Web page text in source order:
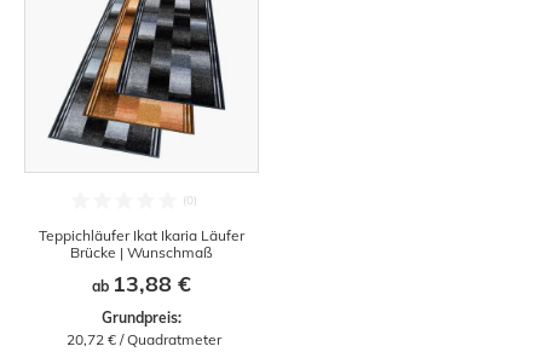
Teppichläufer Ikat Ikaria Läufer
Brücke | Wunschmaß
ab 13,88 €
Grundpreis:
20,72 € / Quadratmeter